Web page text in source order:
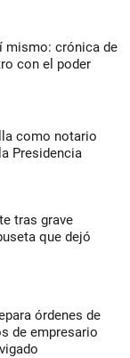
mismo: crónica de
con el poder
como notario
Presidencia
tras grave
que dejó
órdenes de
de empresario